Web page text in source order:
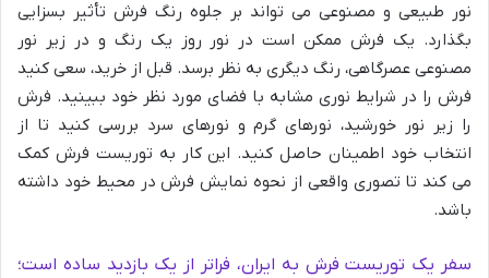
نور طبیعی و مصنوعی می تواند بر جلوه رنگ فرش تأثیر بسزایی
بگذارد. یک فرش ممکن است در نور روز یک رنگ و در زیر نور
مصنوعی عصرگاهی، رنگ دیگری به نظر برسد. قبل از خرید، سعی کنید
فرش را در شرایط نوری مشابه با فضای مورد نظر خود ببینید. فرش
را زیر نور خورشید، نورهای گرم و نورهای سرد بررسی کنید تا از
انتخاب خود اطمینان حاصل کنید. این کار به توریست فرش کمک
می کند تا تصوری واقعی از نحوه نمایش فرش در محیط خود داشته
باشد.
سفر یک توریست فرش به ایران، فراتر از یک بازدید ساده است؛